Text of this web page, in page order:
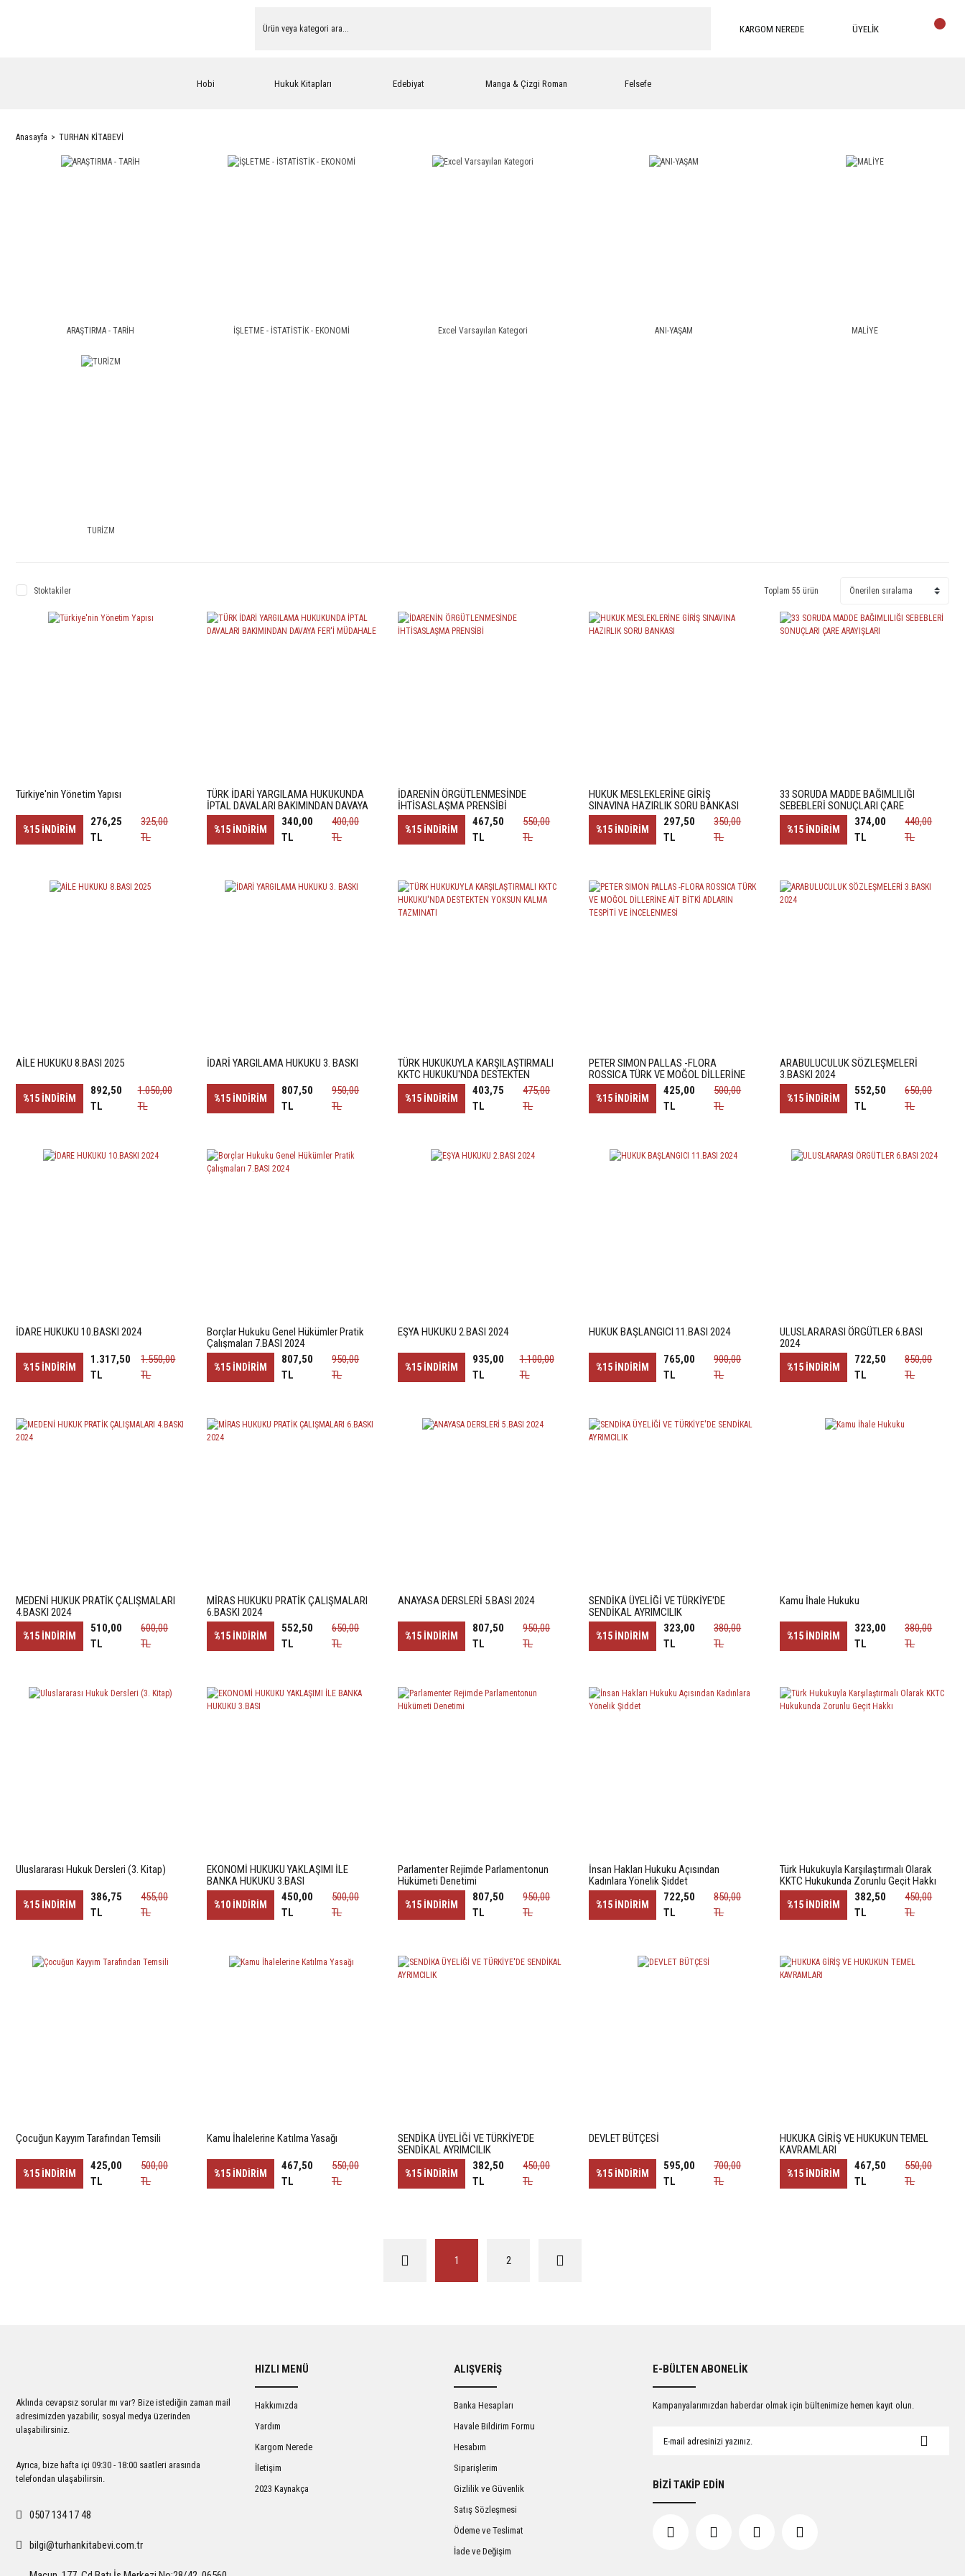
KARGOM NEREDE ÜYELİK
Hobi Hukuk Kitapları Edebiyat Manga & Çizgi Roman Felsefe
Anasayfa TURHAN KİTABEVİ
ARAŞTIRMA - TARİH İŞLETME - İSTATİSTİK - EKONOMİ Excel Varsayılan Kategori ANI-YAŞAM MALİYE
TURİZM
Stoktakiler Toplam 55 ürün
Türkiye'nin Yönetim Yapısı
%15 İNDİRİM
276,25
TL
325,00
TL
TÜRK İDARİ YARGILAMA HUKUKUNDA
İPTAL DAVALARI BAKIMINDAN DAVAYA
FER'İ MÜDAHALE
%15 İNDİRİM
340,00
TL
400,00
TL
İDARENİN ÖRGÜTLENMESİNDE
İHTİSASLAŞMA PRENSİBİ
%15 İNDİRİM
467,50
TL
550,00
TL
HUKUK MESLEKLERİNE GİRİŞ
SINAVINA HAZIRLIK SORU BANKASI
%15 İNDİRİM
297,50
TL
350,00
TL
33 SORUDA MADDE BAĞIMLILIĞI
SEBEBLERİ SONUÇLARI ÇARE
ARAYIŞLARI
%15 İNDİRİM
374,00
TL
440,00
TL
AİLE HUKUKU 8.BASI 2025
%15 İNDİRİM
892,50
TL
1.050,00
TL
İDARİ YARGILAMA HUKUKU 3. BASKI
%15 İNDİRİM
807,50
TL
950,00
TL
TÜRK HUKUKUYLA KARŞILAŞTIRMALI
KKTC HUKUKU'NDA DESTEKTEN
YOKSUN KALMA TAZMINATI
%15 İNDİRİM
403,75
TL
475,00
TL
PETER SIMON PALLAS -FLORA
ROSSICA TÜRK VE MOĞOL DİLLERİNE
AİT BİTKİ ADLARIN TESPİTİ VE
İNCELENMESİ
%15 İNDİRİM
425,00
TL
500,00
TL
ARABULUCULUK SÖZLEŞMELERİ
3.BASKI 2024
%15 İNDİRİM
552,50
TL
650,00
TL
İDARE HUKUKU 10.BASKI 2024
%15 İNDİRİM
1.317,50
TL
1.550,00
TL
Borçlar Hukuku Genel Hükümler Pratik
Çalışmaları 7.BASI 2024
%15 İNDİRİM
807,50
TL
950,00
TL
EŞYA HUKUKU 2.BASI 2024
%15 İNDİRİM
935,00
TL
1.100,00
TL
HUKUK BAŞLANGICI 11.BASI 2024
%15 İNDİRİM
765,00
TL
900,00
TL
ULUSLARARASI ÖRGÜTLER 6.BASI
2024
%15 İNDİRİM
722,50
TL
850,00
TL
MEDENİ HUKUK PRATİK ÇALIŞMALARI
4.BASKI 2024
%15 İNDİRİM
510,00
TL
600,00
TL
MİRAS HUKUKU PRATİK ÇALIŞMALARI
6.BASKI 2024
%15 İNDİRİM
552,50
TL
650,00
TL
ANAYASA DERSLERİ 5.BASI 2024
%15 İNDİRİM
807,50
TL
950,00
TL
SENDİKA ÜYELİĞİ VE TÜRKİYE'DE
SENDİKAL AYRIMCILIK
%15 İNDİRİM
323,00
TL
380,00
TL
Kamu İhale Hukuku
%15 İNDİRİM
323,00
TL
380,00
TL
Uluslararası Hukuk Dersleri (3. Kitap)
%15 İNDİRİM
386,75
TL
455,00
TL
EKONOMİ HUKUKU YAKLAŞIMI İLE
BANKA HUKUKU 3.BASI
%10 İNDİRİM
450,00
TL
500,00
TL
Parlamenter Rejimde Parlamentonun
Hükümeti Denetimi
%15 İNDİRİM
807,50
TL
950,00
TL
İnsan Hakları Hukuku Açısından
Kadınlara Yönelik Şiddet
%15 İNDİRİM
722,50
TL
850,00
TL
Türk Hukukuyla Karşılaştırmalı Olarak
KKTC Hukukunda Zorunlu Geçit Hakkı
%15 İNDİRİM
382,50
TL
450,00
TL
Çocuğun Kayyım Tarafından Temsili
%15 İNDİRİM
425,00
TL
500,00
TL
Kamu İhalelerine Katılma Yasağı
%15 İNDİRİM
467,50
TL
550,00
TL
SENDİKA ÜYELİĞİ VE TÜRKİYE'DE
SENDİKAL AYRIMCILIK
%15 İNDİRİM
382,50
TL
450,00
TL
DEVLET BÜTÇESİ
%15 İNDİRİM
595,00
TL
700,00
TL
HUKUKA GİRİŞ VE HUKUKUN TEMEL
KAVRAMLARI
%15 İNDİRİM
467,50
TL
550,00
TL
1 2
Aklında cevapsız sorular mı var? Bize istediğin zaman mail
adresimizden yazabilir, sosyal medya üzerinden
ulaşabilirsiniz.
Ayrıca, bize hafta içi 09:30 - 18:00 saatleri arasında
telefondan ulaşabilirsin.
0507 134 17 48
bilgi@turhankitabevi.com.tr
HIZLI MENÜ
Hakkımızda
Yardım
Kargom Nerede
İletişim
2023 Kaynakça
ALIŞVERİŞ
Banka Hesapları
Havale Bildirim Formu
Hesabım
Siparişlerim
Gizlilik ve Güvenlik
Satış Sözleşmesi
Ödeme ve Teslimat
İade ve Değişim
E-BÜLTEN ABONELİK
Kampanyalarımızdan haberdar olmak için bültenimize hemen kayıt olun.
BİZİ TAKİP EDİN